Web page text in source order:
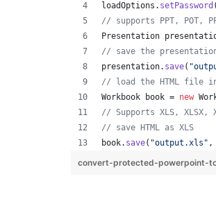
loadOptions . setPassword (
// supports PPT, POT,
Presentation
// save the presentation
presentation. save(
// load the HTML file in
Workbook
book = new
// Supports XLS, XLSX,
// save HTML as XLS
book. save( "output.xls" ,
convert-protected-powerpoint-